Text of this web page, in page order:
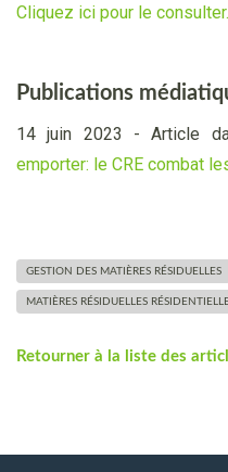
Cliquez ici pour le consulter.
Publications
14 juin 2023 - Article
emporter: le CRE combat
GESTION DES MATIÈRES RÉSIDUELLES
MATIÈRES RÉSIDUELLES
Retourner à la liste des